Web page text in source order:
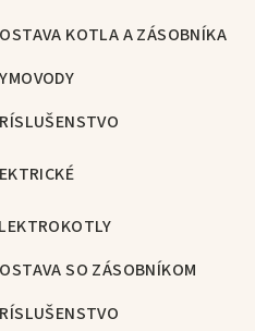
KOTLA A ZÁSOBNÍKA
SO ZÁSOBNÍKOM